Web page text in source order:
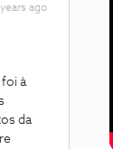
ago
à
da